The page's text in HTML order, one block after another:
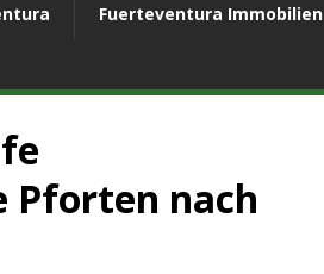
Fuerteventura Immobilien
Pforten nach